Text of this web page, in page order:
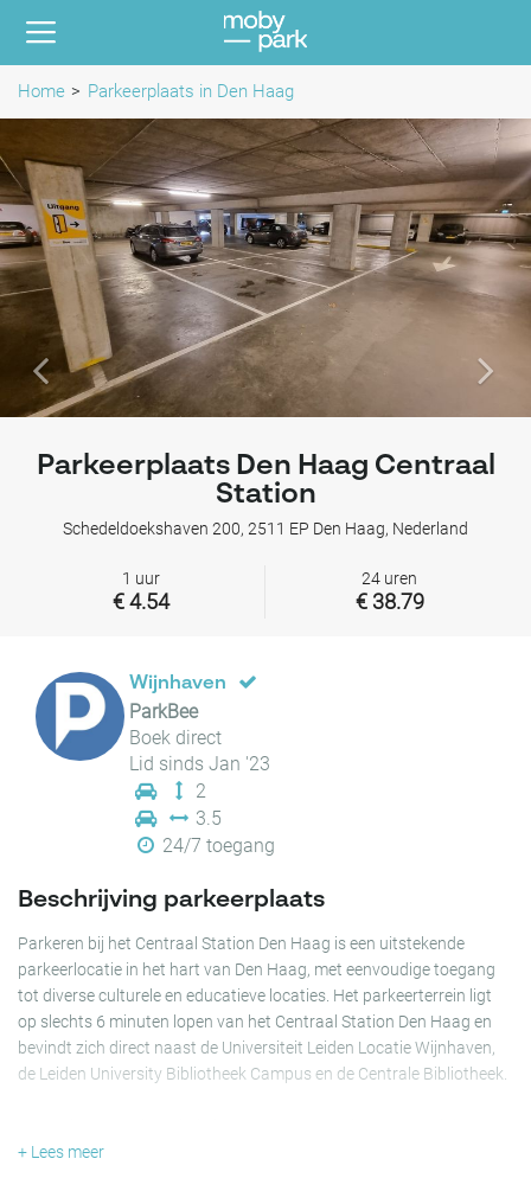
Home Parkeerplaats in Den Haag
Parkeerplaats Den Haag Centraal
Station
Schedeldoekshaven 200, 2511 EP Den Haag, Nederland
1 uur
€ 4.54
24 uren
€ 38.79
Wijnhaven
ParkBee
Boek direct
Lid sinds Jan '23
2
3.5
24/7 toegang
Beschrijving parkeerplaats
Parkeren bij het Centraal Station Den Haag is een uitstekende
parkeerlocatie in het hart van Den Haag, met eenvoudige toegang
tot diverse culturele en educatieve locaties. Het parkeerterrein ligt
op slechts 6 minuten lopen van het Centraal Station Den Haag en
bevindt zich direct naast de Universiteit Leiden Locatie Wijnhaven,
de Leiden University Bibliotheek Campus en de Centrale Bibliotheek.
parkeerplaats eenvoudig naar de Amare concertzaal, Pathé
+ Lees meer